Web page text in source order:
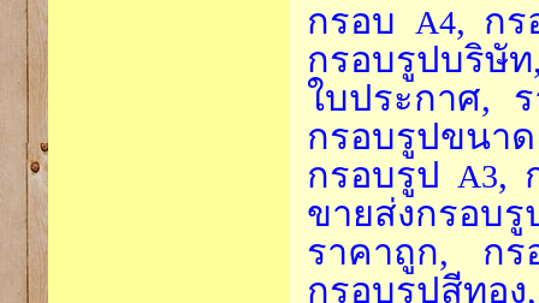
กรอบ
A4, ก
กรอบรูปบริษั
ใบประกาศ,
กรอบรูปขนา
กรอบรูป
A3,
ขายส่งกรอบรู
ราคาถูก, กร
กรอบรูปสีทอ